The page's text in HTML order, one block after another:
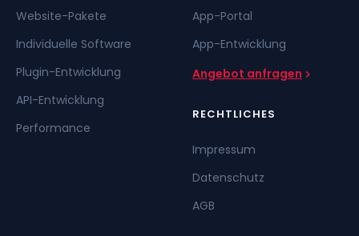
Website-Pakete
Individuelle Software
Plugin-Entwicklung
API-Entwicklung
Performance
App-Portal
App-Entwicklung
Angebot anfragen
RECHTLICHES
Impressum
Datenschutz
AGB